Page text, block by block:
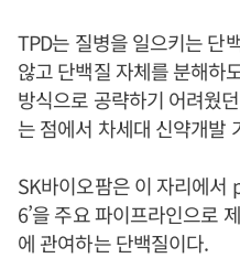
TPD는 질병을 일으키는 단
않고 단백질 자체를 분해하
방식으로 공략하기 어려웠
는 점에서 차세대 신약개발
SK바이오팜은 이 자리에서
6’을 주요 파이프라인으로
에 관여하는 단백질이다.